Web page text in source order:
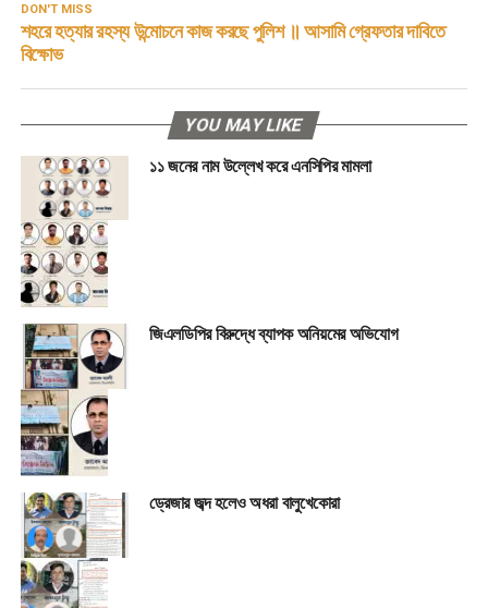
DON'T MISS
শহরে হত্যার রহস্য উন্মোচনে কাজ করছে পুলিশ ॥ আসামি গ্রেফতার দাবিতে
বিক্ষোভ
YOU MAY LIKE
১১ জনের নাম উল্লেখ করে এনসিপির মামলা
জিএলডিপির বিরুদ্ধে ব্যাপক অনিয়মের অভিযোগ
ড্রেজার জব্দ হলেও অধরা বালুখেকোরা